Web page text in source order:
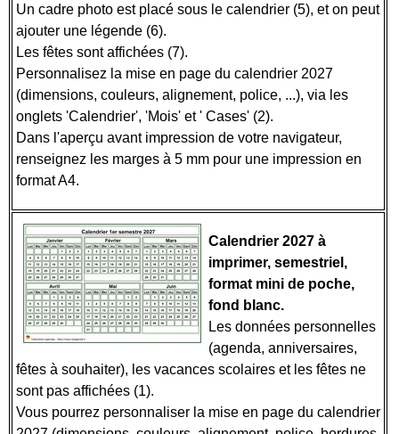
Un cadre photo est placé sous le calendrier (5), et on peut
ajouter une légende (6).
Les fêtes sont affichées (7).
Personnalisez la mise en page du calendrier 2027
(dimensions, couleurs, alignement, police, ...), via les
onglets 'Calendrier', 'Mois' et ' Cases' (2).
Dans l'aperçu avant impression de votre navigateur,
renseignez les marges à 5 mm pour une impression en
format A4.
Calendrier 2027 à
imprimer, semestriel,
format mini de poche,
fond blanc.
Les données personnelles
(agenda, anniversaires,
fêtes à souhaiter), les vacances scolaires et les fêtes ne
sont pas affichées (1).
Vous pourrez personnaliser la mise en page du calendrier